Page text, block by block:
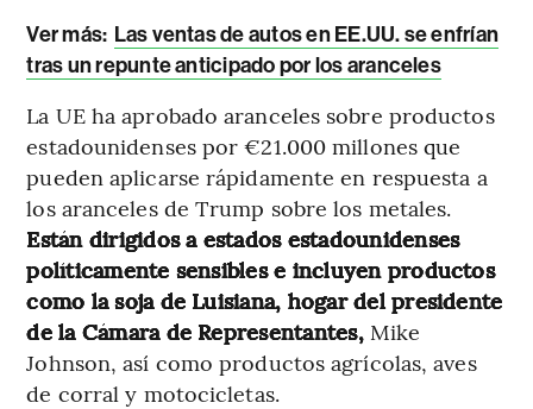
Ver más: Las ventas de autos en EE.UU. se enfrían
tras un repunte anticipado por los aranceles
La UE ha aprobado aranceles sobre productos
estadounidenses por €21.000 millones que
pueden aplicarse rápidamente en respuesta a
los aranceles de Trump sobre los metales.
Están dirigidos a estados estadounidenses
políticamente sensibles e incluyen productos
como la soja de Luisiana, hogar del presidente
de la Cámara de Representantes, Mike
Johnson, así como productos agrícolas, aves
de corral y motocicletas.